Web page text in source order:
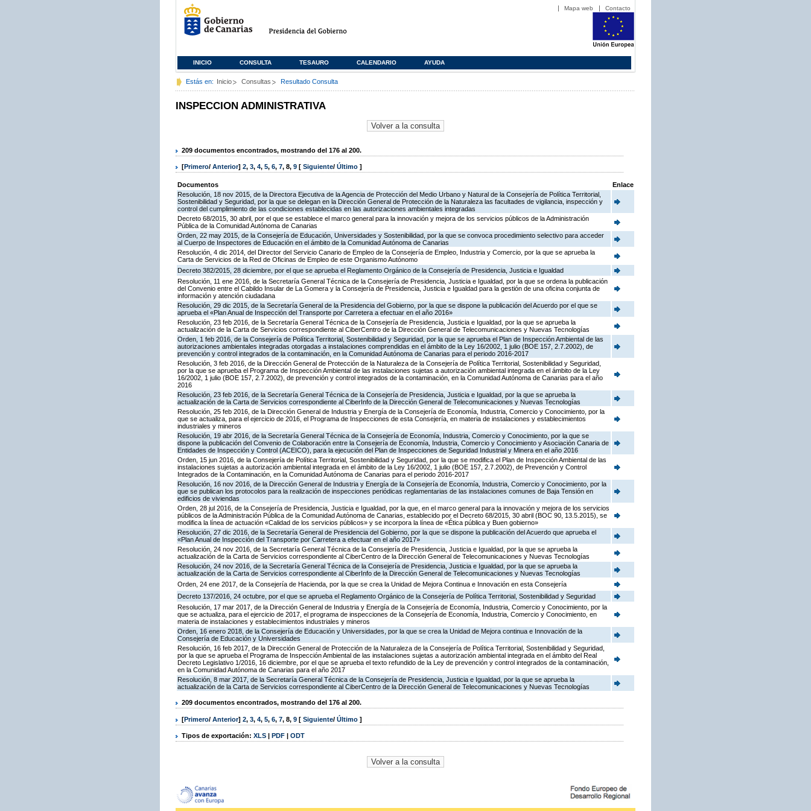
Mapa web Contacto
INICIO CONSULTA TESAURO CALENDARIO AYUDA
Estás en: Inicio Consultas Resultado Consulta
INSPECCION ADMINISTRATIVA
209 documentos encontrados, mostrando del 176 al 200.
[Primero/ Anterior] 2, 3, 4, 5, 6, 7, 8, 9 [ Siguiente/ Último ]
Documentos
Enlace
Resolución, 18 nov 2015, de la Directora Ejecutiva de la Agencia de Protección del Medio Urbano y Natural de la Consejería de Política Territorial,
Sostenibilidad y Seguridad, por la que se delegan en la Dirección General de Protección de la Naturaleza las facultades de vigilancia, inspección y
control del cumplimiento de las condiciones establecidas en las autorizaciones ambientales integradas
Decreto 68/2015, 30 abril, por el que se establece el marco general para la innovación y mejora de los servicios públicos de la Administración
Pública de la Comunidad Autónoma de Canarias
Orden, 22 may 2015, de la Consejería de Educación, Universidades y Sostenibilidad, por la que se convoca procedimiento selectivo para acceder
al Cuerpo de Inspectores de Educación en el ámbito de la Comunidad Autónoma de Canarias
Resolución, 4 dic 2014, del Director del Servicio Canario de Empleo de la Consejería de Empleo, Industria y Comercio, por la que se aprueba la
Carta de Servicios de la Red de Oficinas de Empleo de este Organismo Autónomo
Decreto 382/2015, 28 diciembre, por el que se aprueba el Reglamento Orgánico de la Consejería de Presidencia, Justicia e Igualdad
Resolución, 11 ene 2016, de la Secretaría General Técnica de la Consejería de Presidencia, Justicia e Igualdad, por la que se ordena la publicación
del Convenio entre el Cabildo Insular de La Gomera y la Consejería de Presidencia, Justicia e Igualdad para la gestión de una oficina conjunta de
información y atención ciudadana
Resolución, 29 dic 2015, de la Secretaría General de la Presidencia del Gobierno, por la que se dispone la publicación del Acuerdo por el que se
aprueba el «Plan Anual de Inspección del Transporte por Carretera a efectuar en el año 2016»
Resolución, 23 feb 2016, de la Secretaría General Técnica de la Consejería de Presidencia, Justicia e Igualdad, por la que se aprueba la
actualización de la Carta de Servicios correspondiente al CiberCentro de la Dirección General de Telecomunicaciones y Nuevas Tecnologías
Orden, 1 feb 2016, de la Consejería de Política Territorial, Sostenibilidad y Seguridad, por la que se aprueba el Plan de Inspección Ambiental de las
autorizaciones ambientales integradas otorgadas a instalaciones comprendidas en el ámbito de la Ley 16/2002, 1 julio (BOE 157, 2.7.2002), de
prevención y control integrados de la contaminación, en la Comunidad Autónoma de Canarias para el periodo 2016-2017
Resolución, 3 feb 2016, de la Dirección General de Protección de la Naturaleza de la Consejería de Política Territorial, Sostenibilidad y Seguridad,
por la que se aprueba el Programa de Inspección Ambiental de las instalaciones sujetas a autorización ambiental integrada en el ámbito de la Ley
16/2002, 1 julio (BOE 157, 2.7.2002), de prevención y control integrados de la contaminación, en la Comunidad Autónoma de Canarias para el año
2016
Resolución, 23 feb 2016, de la Secretaría General Técnica de la Consejería de Presidencia, Justicia e Igualdad, por la que se aprueba la
actualización de la Carta de Servicios correspondiente al CiberInfo de la Dirección General de Telecomunicaciones y Nuevas Tecnologías
Resolución, 25 feb 2016, de la Dirección General de Industria y Energía de la Consejería de Economía, Industria, Comercio y Conocimiento, por la
que se actualiza, para el ejercicio de 2016, el Programa de Inspecciones de esta Consejería, en materia de instalaciones y establecimientos
industriales y mineros
Resolución, 19 abr 2016, de la Secretaría General Técnica de la Consejería de Economía, Industria, Comercio y Conocimiento, por la que se
dispone la publicación del Convenio de Colaboración entre la Consejería de Economía, Industria, Comercio y Conocimiento y Asociación Canaria de
Entidades de Inspección y Control (ACEICO), para la ejecución del Plan de Inspecciones de Seguridad Industrial y Minera en el año 2016
Orden, 15 jun 2016, de la Consejería de Política Territorial, Sostenibilidad y Seguridad, por la que se modifica el Plan de Inspección Ambiental de las
instalaciones sujetas a autorización ambiental integrada en el ámbito de la Ley 16/2002, 1 julio (BOE 157, 2.7.2002), de Prevención y Control
Integrados de la Contaminación, en la Comunidad Autónoma de Canarias para el periodo 2016-2017
Resolución, 16 nov 2016, de la Dirección General de Industria y Energía de la Consejería de Economía, Industria, Comercio y Conocimiento, por la
que se publican los protocolos para la realización de inspecciones periódicas reglamentarias de las instalaciones comunes de Baja Tensión en
edificios de viviendas
Orden, 28 jul 2016, de la Consejería de Presidencia, Justicia e Igualdad, por la que, en el marco general para la innovación y mejora de los servicios
públicos de la Administración Pública de la Comunidad Autónoma de Canarias, establecido por el Decreto 68/2015, 30 abril (BOC 90, 13.5.2015), se
modifica la línea de actuación «Calidad de los servicios públicos» y se incorpora la línea de «Ética pública y Buen gobierno»
Resolución, 27 dic 2016, de la Secretaría General de Presidencia del Gobierno, por la que se dispone la publicación del Acuerdo que aprueba el
«Plan Anual de Inspección del Transporte por Carretera a efectuar en el año 2017»
Resolución, 24 nov 2016, de la Secretaría General Técnica de la Consejería de Presidencia, Justicia e Igualdad, por la que se aprueba la
actualización de la Carta de Servicios correspondiente al CiberCentro de la Dirección General de Telecomunicaciones y Nuevas Tecnologías
Resolución, 24 nov 2016, de la Secretaría General Técnica de la Consejería de Presidencia, Justicia e Igualdad, por la que se aprueba la
actualización de la Carta de Servicios correspondiente al CiberInfo de la Dirección General de Telecomunicaciones y Nuevas Tecnologías
Orden, 24 ene 2017, de la Consejería de Hacienda, por la que se crea la Unidad de Mejora Continua e Innovación en esta Consejería
Decreto 137/2016, 24 octubre, por el que se aprueba el Reglamento Orgánico de la Consejería de Política Territorial, Sostenibilidad y Seguridad
Resolución, 17 mar 2017, de la Dirección General de Industria y Energía de la Consejería de Economía, Industria, Comercio y Conocimiento, por la
que se actualiza, para el ejercicio de 2017, el programa de inspecciones de la Consejería de Economía, Industria, Comercio y Conocimiento, en
materia de instalaciones y establecimientos industriales y mineros
Orden, 16 enero 2018, de la Consejería de Educación y Universidades, por la que se crea la Unidad de Mejora continua e Innovación de la
Consejería de Educación y Universidades
Resolución, 16 feb 2017, de la Dirección General de Protección de la Naturaleza de la Consejería de Política Territorial, Sostenibilidad y Seguridad,
por la que se aprueba el Programa de Inspección Ambiental de las instalaciones sujetas a autorización ambiental integrada en el ámbito del Real
Decreto Legislativo 1/2016, 16 diciembre, por el que se aprueba el texto refundido de la Ley de prevención y control integrados de la contaminación,
en la Comunidad Autónoma de Canarias para el año 2017
Resolución, 8 mar 2017, de la Secretaría General Técnica de la Consejería de Presidencia, Justicia e Igualdad, por la que se aprueba la
actualización de la Carta de Servicios correspondiente al CiberCentro de la Dirección General de Telecomunicaciones y Nuevas Tecnologías
209 documentos encontrados, mostrando del 176 al 200.
[Primero/ Anterior] 2, 3, 4, 5, 6, 7, 8, 9 [ Siguiente/ Último ]
Tipos de exportación: XLS | PDF | ODT